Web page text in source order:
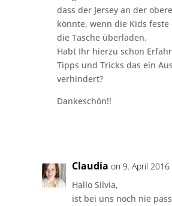
dass der Jersey an der
könnte, wenn die Kids
die Tasche überladen.
Habt Ihr hierzu schon
Tipps und Tricks das ein
verhindert?
Dankeschön!!
Claudia on 9. April 2016
Hallo Silvia,
ist bei uns noch nie